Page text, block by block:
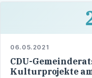
06.05.2021
CDU-
Kulturprojekte